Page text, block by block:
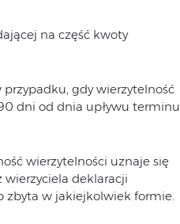
na część kwoty
gdy wierzytelność
dni od dnia upływu terminu
wierzytelności uznaje się
deklaracji
zbyta w jakiejkolwiek formie.